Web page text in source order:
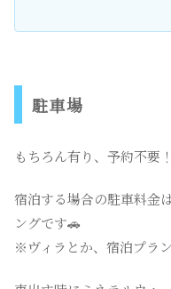
駐車場
もちろん有り、予約不要！
宿泊する場合の駐車料金
ングです🚗
※ヴィラとか、宿泊プラ